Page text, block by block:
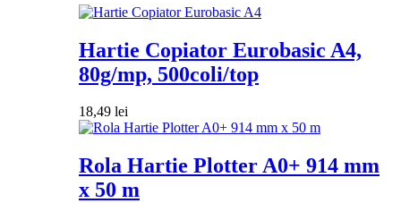
Hartie Copiator Eurobasic A4,
80g/mp, 500coli/top
18,49 lei
Rola Hartie Plotter A0+ 914 mm
x 50 m